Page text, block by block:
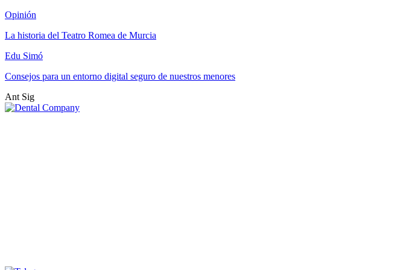
Opinión
La historia del Teatro Romea de Murcia
Edu Simó
Consejos para un entorno digital seguro de nuestros menores
Ant Sig